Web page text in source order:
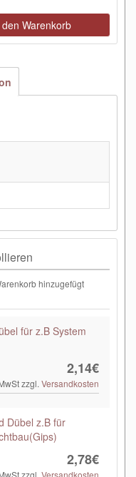
den Warenkorb
hinzugefügt
für z.B System
2,14€
zzgl.Versandkosten
Dübel z.B für
2,78€